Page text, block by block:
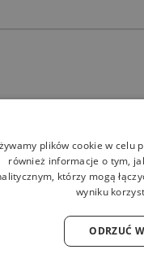
plików cookie w celu
również informacje o tym,
którzy mogą
wyniku
ODRZUĆ